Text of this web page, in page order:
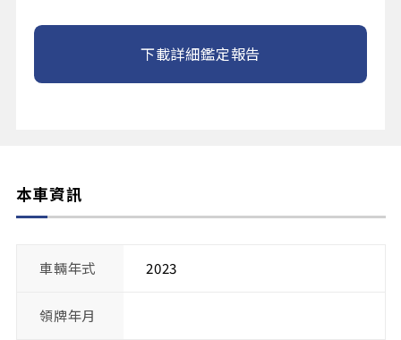
下載詳細鑑定報告
本車資訊
車輛年式 2023
領牌年月